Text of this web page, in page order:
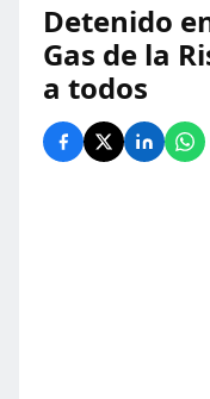
Detenido
Gas de la
a todos